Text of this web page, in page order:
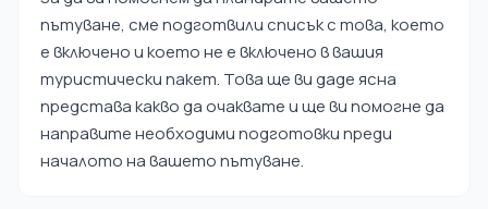
пътуване, сме подготвили списък с това, което
е включено и което не е включено в вашия
туристически пакет. Това ще ви даде ясна
представа какво да очаквате и ще ви помогне да
направите необходими подготовки преди
началото на вашето пътуване.